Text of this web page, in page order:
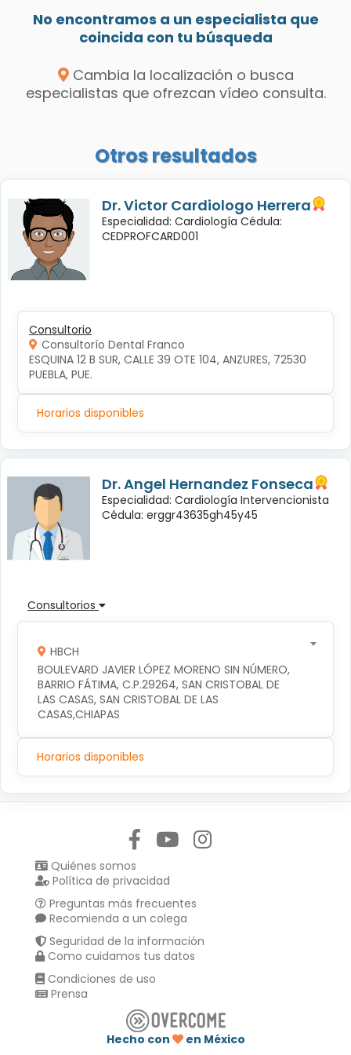
No encontramos a un especialista que
coincida con tu búsqueda
Cambia la localización o busca
especialistas que ofrezcan vídeo consulta.
Otros resultados
Dr. Victor Cardiologo Herrera
Especialidad: Cardiología Cédula:
CEDPROFCARD001
Consultorio
Consultorío Dental Franco
ESQUINA 12 B SUR, CALLE 39 OTE 104, ANZURES, 72530
PUEBLA, PUE.
Horarios disponibles
Dr. Angel Hernandez Fonseca
Especialidad: Cardiología Intervencionista
Cédula: erggr43635gh45y45
Consultorios
HBCH
BOULEVARD JAVIER LÓPEZ MORENO SIN NÚMERO,
BARRIO FÁTIMA, C.P.29264, SAN CRISTOBAL DE
LAS CASAS, SAN CRISTOBAL DE LAS
CASAS,CHIAPAS
Horarios disponibles
Quiénes somos
Política de privacidad
Preguntas más frecuentes
Recomienda a un colega
Seguridad de la información
Como cuidamos tus datos
Condiciones de uso
Prensa
Hecho con
en México